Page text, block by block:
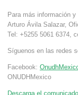
Para más información
Arturo Ávila Salazar,
Tel: +5255 5061 6374,
Síguenos en las redes
Facebook:
ONUDHMexico
Descarga el